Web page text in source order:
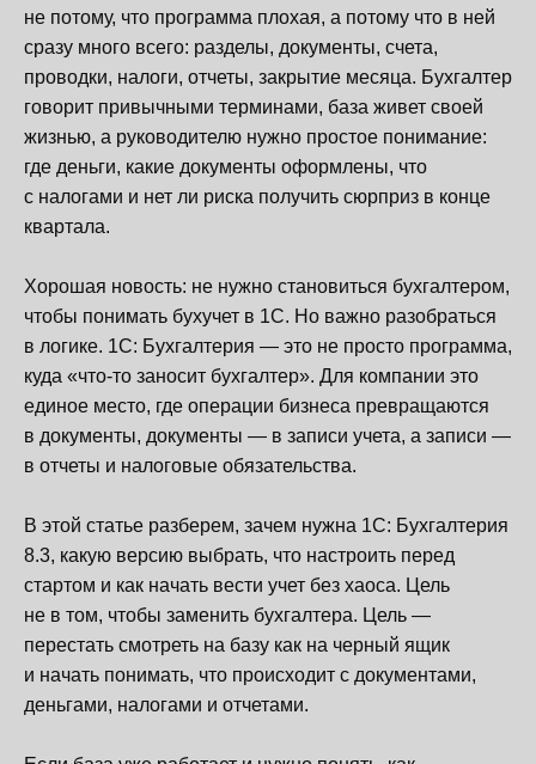
не потому, что программа плохая, а потому что в ней
сразу много всего: разделы, документы, счета,
проводки, налоги, отчеты, закрытие месяца. Бухгалтер
говорит привычными терминами, база живет своей
жизнью, а руководителю нужно простое понимание:
где деньги, какие документы оформлены, что
с налогами и нет ли риска получить сюрприз в конце
квартала.
Хорошая новость: не нужно становиться бухгалтером,
чтобы понимать бухучет в 1С. Но важно разобраться
в логике. 1С: Бухгалтерия — это не просто программа,
куда «что-то заносит бухгалтер». Для компании это
единое место, где операции бизнеса превращаются
в документы, документы — в записи учета, а записи —
в отчеты и налоговые обязательства.
В этой статье разберем, зачем нужна 1С: Бухгалтерия
8.3, какую версию выбрать, что настроить перед
стартом и как начать вести учет без хаоса. Цель
не в том, чтобы заменить бухгалтера. Цель —
перестать смотреть на базу как на черный ящик
и начать понимать, что происходит с документами,
деньгами, налогами и отчетами.